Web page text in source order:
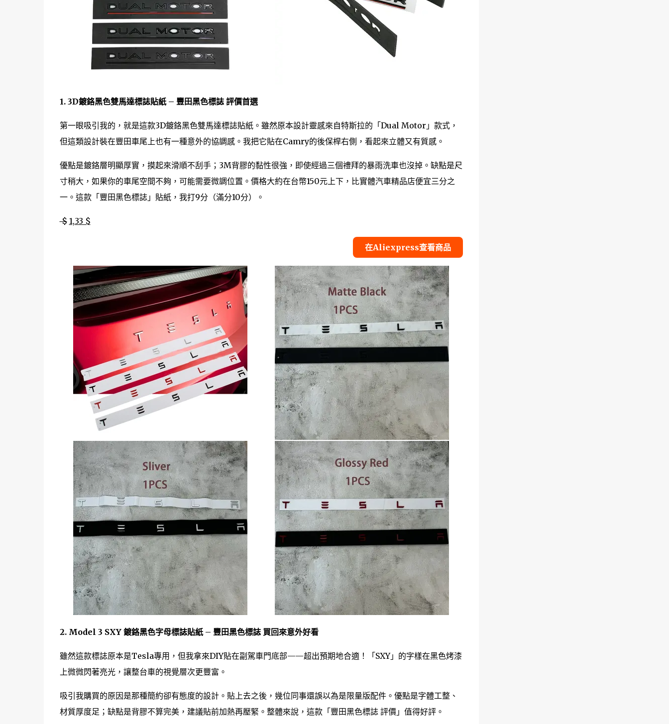
1. 3D鍍鉻黑色雙馬達標誌貼紙 – 豐田黑色標誌 評價首選
第一眼吸引我的，就是這款3D鍍鉻黑色雙馬達標誌貼紙。雖然原本設計靈感來自特斯拉的「Dual Motor」款式，
但這類設計裝在豐田車尾上也有一種意外的協調感。我把它貼在Camry的後保桿右側，看起來立體又有質感。
優點是鍍鉻層明顯厚實，摸起來滑順不刮手；3M背膠的黏性很強，即使經過三個禮拜的暴雨洗車也沒掉。缺點是尺
寸稍大，如果你的車尾空間不夠，可能需要微調位置。價格大約在台幣150元上下，比實體汽車精品店便宜三分之
一。這款「豐田黑色標誌」貼紙，我打9分（滿分10分）。
$ 1,33 $
在Aliexpress查看商品
2. Model 3 SXY 鍍鉻黑色字母標誌貼紙 – 豐田黑色標誌 買回來意外好看
雖然這款標誌原本是Tesla專用，但我拿來DIY貼在副駕車門底部——超出預期地合適！「SXY」的字樣在黑色烤漆
上微微閃著亮光，讓整台車的視覺層次更豐富。
吸引我購買的原因是那種簡約卻有態度的設計。貼上去之後，幾位同事還誤以為是限量版配件。優點是字體工整、
材質厚度足；缺點是背膠不算完美，建議貼前加熱再壓緊。整體來說，這款「豐田黑色標誌 評價」值得好評。